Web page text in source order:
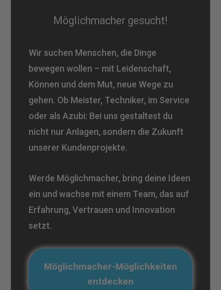
Möglichmacher gesucht!
Wir suchen Menschen, die Dinge
bewegen wollen – mit Leidenschaft,
Können und dem Mut, neue Wege zu
gehen. Ob Meister, Techniker, im Service
oder als Azubi: Bei uns gestaltest du
nicht nur Anlagen, sondern die Zukunft
unserer Kundenprojekte.
Werde Möglichmacher, bring deine Ideen
ein und wachse mit einem Team, das auf
Erfahrung, Vertrauen und Innovation
setzt.
Möglichmacher-Möglichkeiten
entdecken